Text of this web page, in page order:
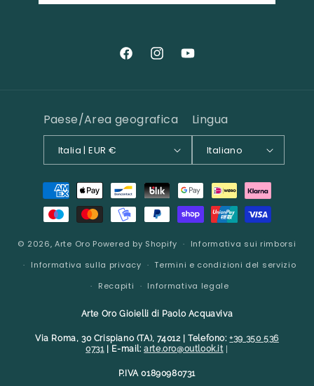
FacebookInstagramYouTube
Paese/Area geografica
Italia | EUR €
Lingua
Italiano
Metodi
pagamento
© 2026,Arte Oro Powered by Shopify
Informativa sui rimborsi
Informativa sulla privacy
Termini e condizioni del servizio
Recapiti
Informativa legale
Arte Oro Gioielli di Paolo Acquaviva
Via Roma, 30 Crispiano (TA), 74012 | Telefono:+39 350 536
0731| E-mail:arte.oro@outlook.it|
P.IVA 01890980731